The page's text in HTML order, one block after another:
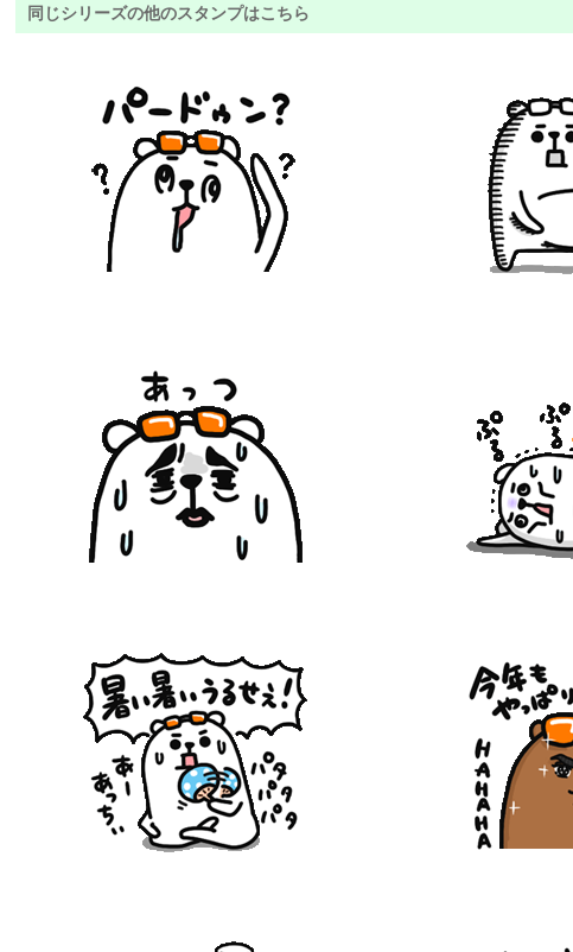
同じシリーズの他のスタンプはこちら